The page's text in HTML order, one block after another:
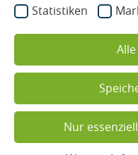
Statistiken
Nur
WELLNESS & SPA
Verwöhnpension
Restaurant
Schwarzwald